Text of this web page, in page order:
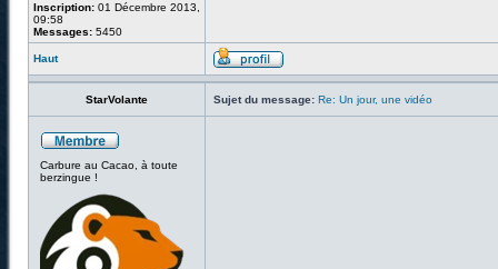
Inscription: 01 Décembre 2013,
09:58
Messages: 5450
Haut
StarVolante Sujet du message: Re: Un jour, une vidéo
Carbure au Cacao, à toute
berzingue !